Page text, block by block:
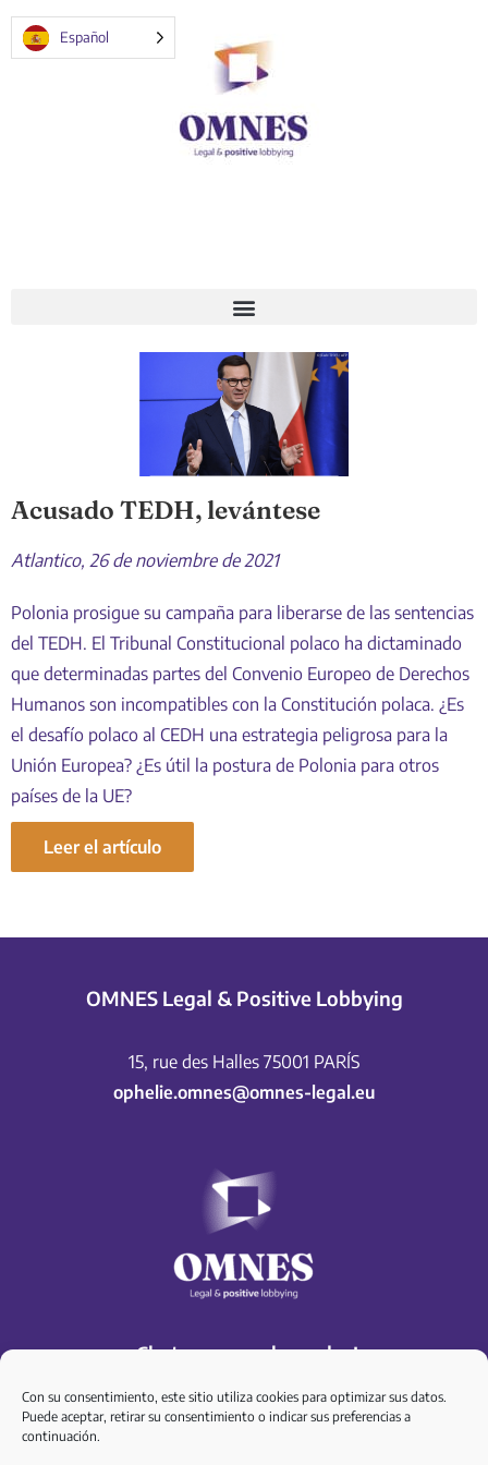
Con su consentimiento, este sitio utiliza cookies para optimizar sus datos.
Puede aceptar, retirar su consentimiento o indicar sus preferencias a
continuación.
Español
Acusado TEDH, levántese
Atlantico, 26 de noviembre de 2021
Polonia prosigue su campaña para liberarse de las sentencias
del TEDH. El Tribunal Constitucional polaco ha dictaminado
que determinadas partes del Convenio Europeo de Derechos
Humanos son incompatibles con la Constitución polaca. ¿Es
el desafío polaco al CEDH una estrategia peligrosa para la
Unión Europea? ¿Es útil la postura de Polonia para otros
países de la UE?
Leer el artículo
OMNES Legal & Positive Lobbying
15, rue des Halles 75001 PARÍS
ophelie.omnes@omnes-legal.eu
¡Chateemos en las redes!